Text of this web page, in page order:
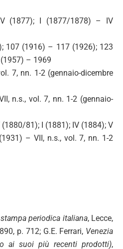
(1877); I (1877/1878) – IV
107 (1916) – 117 (1926); 123
– 1969
7, nn. 1-2 (gennaio-dicembre
n.s., vol. 7, nn. 1-2 (gennaio-
81); I (1881); IV (1884); V
– VII, n.s., vol. 7, nn. 1-2
periodica italiana, Lecce,
p. 712; G.E. Ferrari, Venezia
ai suoi più recenti prodotti),